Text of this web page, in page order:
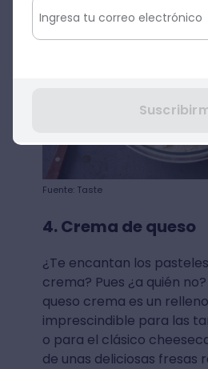
Fuente: Taste
4. Crema de queso
¿Te encantan los
crema? Pues ¿a quién
queso crema es un
imprescindible para las
o para el clásico
de unas deliciosas fresas